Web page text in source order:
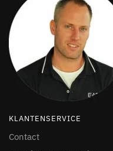
KLANTENSERVICE
Contact